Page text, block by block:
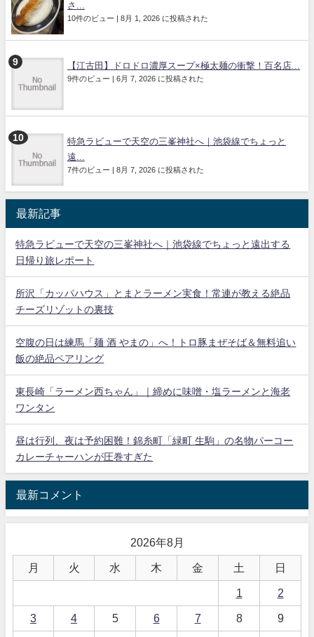
さ...
10件のビュー 8月 1, 2026 に投稿された
【江古田】ドロドロ濃厚スープ×極太麺の衝撃！百名店...
9件のビュー 6月 7, 2026 に投稿された
特急ラビューで天空の三峯神社へ｜池袋線でちょっと
遠...
7件のビュー 8月 7, 2026 に投稿された
最新記事
特急ラビューで天空の三峯神社へ｜池袋線でちょっと遠出する
日帰り旅レポート
所沢「カッパハウス」とまとラーメン実食！常連が教える絶品
チーズリゾットの裏技
空腹の日は練馬「麺 酒 やまの」へ！トロ豚まぜそば＆無料追い
飯の絶品ペアリング
東長崎「ラーメン西ちゃん」｜締めに味噌・塩ラーメンと海老
ワンタン
昼は行列、夜は予約困難！錦糸町「緑町 生駒」の名物パーコー
カレーチャーハンが圧巻すぎた
最新コメント
2026年8月
月 火 水 木 金 土 日
1 2
3 4 5 6 7 8 9